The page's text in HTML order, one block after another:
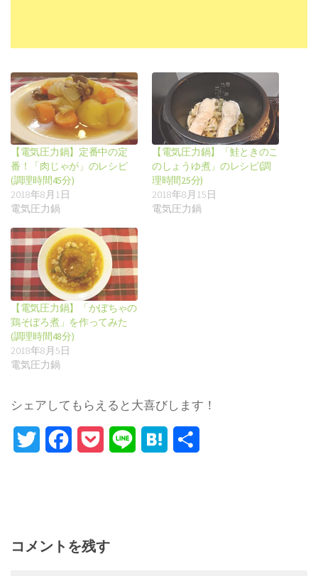
【電気圧力鍋】定番中の定
番！「肉じゃが」のレシピ
(調理時間45分)
2018年8月1日
電気圧力鍋
【電気圧力鍋】「鮭ときのこ
のしょうゆ煮」のレシピ(調
理時間25分)
2018年8月15日
電気圧力鍋
【電気圧力鍋】「かぼちゃの
鶏そぼろ煮」を作ってみた
(調理時間48分)
2018年8月5日
電気圧力鍋
シェアしてもらえると大喜びします！
Twitter FacebookPocket Line Hatena
コメントを残す